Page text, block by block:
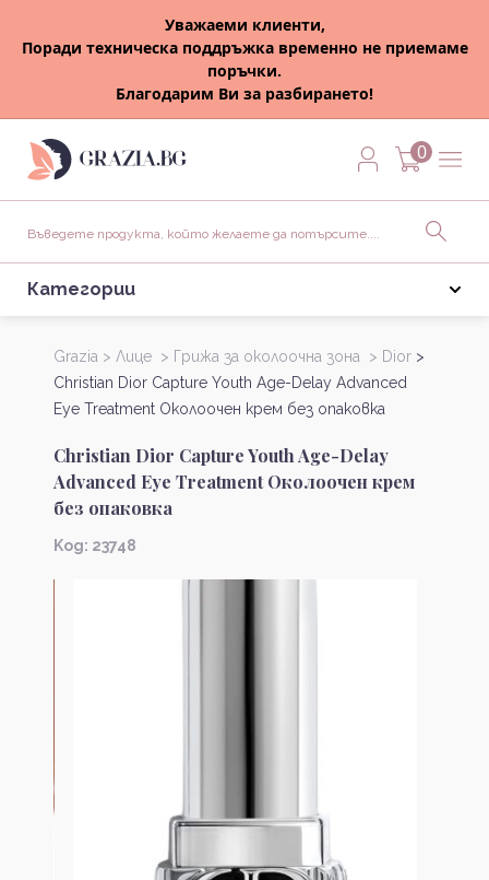
Уважаеми клиенти,
Поради техническа поддръжка временно не приемаме
поръчки.
Благодарим Ви за разбирането!
0
Категории
Grazia > Лице > Грижа за околоочна зона > Dior >
Christian Dior Capture Youth Age-Delay Advanced
Eye Treatment Околоочен крем без опаковка
Christian Dior Capture Youth Age-Delay
Advanced Eye Treatment Околоочен крем
без опаковка
Kод: 23748